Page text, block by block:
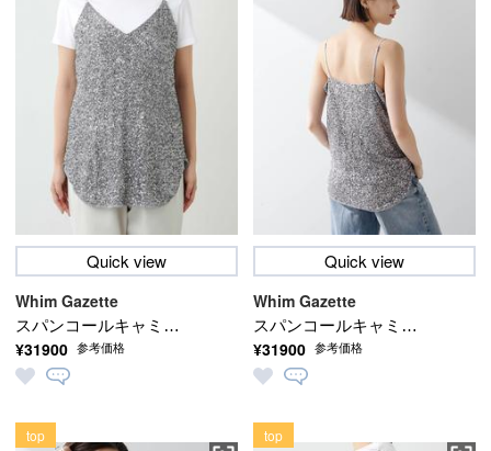
Quick view
スパンコールキャミソ
ール
Whim Gazette
¥31900 参考価格
Quick view
スパンコールキャミソ
ール
Whim Gazette
¥31900 参考価格
top top